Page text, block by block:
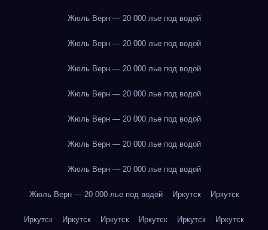
Жюль Верн — 20 000 лье под водой
Жюль Верн — 20 000 лье под водой
Жюль Верн — 20 000 лье под водой
Жюль Верн — 20 000 лье под водой
Жюль Верн — 20 000 лье под водой
Жюль Верн — 20 000 лье под водой
Жюль Верн — 20 000 лье под водой
Жюль Верн — 20 000 лье под водой Иркутск Иркутск
Иркутск Иркутск Иркутск Иркутск Иркутск Иркутск